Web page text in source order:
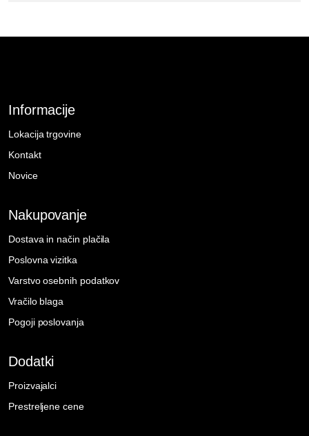
Informacije
Lokacija trgovine
Kontakt
Novice
Nakupovanje
Dostava in način plačila
Poslovna vizitka
Varstvo osebnih podatkov
Vračilo blaga
Pogoji poslovanja
Dodatki
Proizvajalci
Prestreljene cene